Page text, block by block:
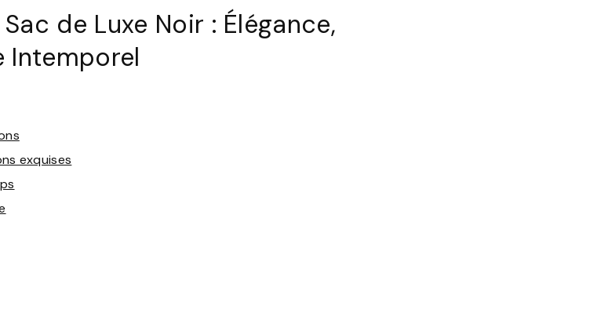
de Luxe Noir : Élégance,
Intemporel
exquises